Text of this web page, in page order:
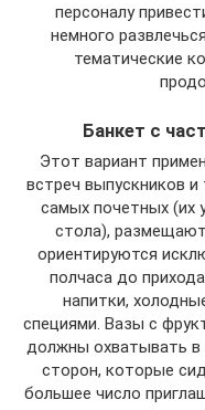
персоналу
немного
тематические
Банкет с
Этот вариант
встреч выпускников
самых почетных (их
стола),
ориентируются
полчаса до
напитки,
специями. Вазы с
должны охватывать в
сторон, которые
большее число